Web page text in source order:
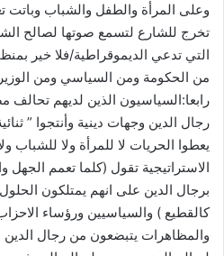
وعلى المرأة والطفل والشباب وباتت
تخرج للشارع لتسمع صوتها لصالح
التي تدعي الديموقراطية/فلا خير
من الحكومة ومن السياسي ومن
‫رابعا‬:السياسيون الذين لديهم
رجال الدين وجهات دينية وأنتجوا ”
يعطوا الحريات لا للمرأة ولا للشباب
الاستراتيجية تقول (كلما تعمم الجهل
برجال الدين على انهم يمتلكون
كالقطيع ) والسياسيين ورؤساء
والمظاهرات يتبضعون من رجال